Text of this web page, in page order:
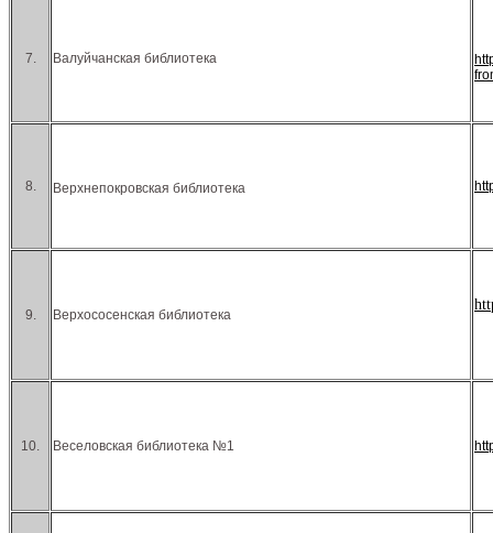
7. Валуйчанская библиотека
8. Верхнепокровская библиотека
9. Верхососенская библиотека
10. Веселовская библиотека №1